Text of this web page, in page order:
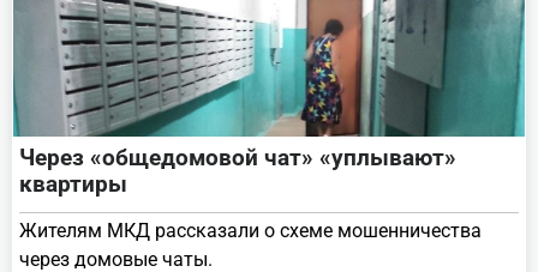
Через «общедомовой чат» «уплывают»
квартиры
Жителям МКД рассказали о схеме мошенничества
через домовые чаты.